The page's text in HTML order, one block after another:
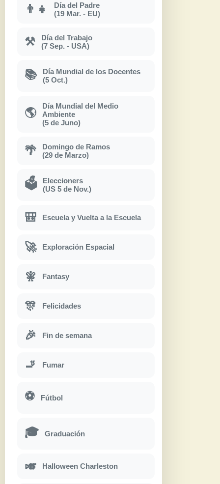
👨‍👧
Día del Padre
(19 Mar. - EU)
⚒
Día del Trabajo
(7 Sep. - USA)
📚
Día Mundial de los Docentes
(5 Oct.)
🌎
Día Mundial del Medio
Ambiente
(5 de Juno)
🌴
Domingo de Ramos
(29 de Marzo)
🗳
Eleccioners
(US 5 de Nov.)
🎒 Escuela y Vuelta a la Escuela
🚀 Exploración Espacial
🧚 Fantasy
🎊 Felicidades
🎉 Fin de semana
🚬 Fumar
⚽ Fútbol
🎓 Graduación
🎺 Halloween Charleston